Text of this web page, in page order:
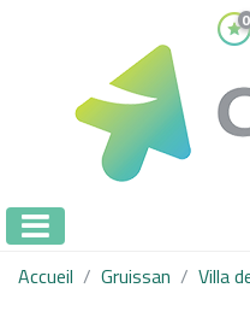
0
Accueil Gruissan Villa